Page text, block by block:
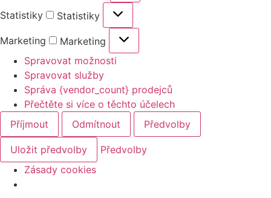
Statistiky Statistiky
Marketing
Marketing
Spravovat možnosti
Spravovat služby
Správa {vendor_count} prodejců
Přečtěte si více o těchto účelech
Příjmout
Odmítnout Předvolby
Uložit předvolby
Předvolby
Zásady cookies